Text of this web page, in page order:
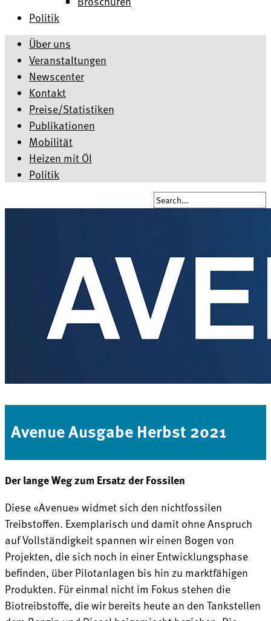
Politik
Über uns
Veranstaltungen
Newscenter
Kontakt
Preise/Statistiken
Publikationen
Mobilität
Heizen mit Öl
Politik
Avenue Ausgabe Herbst 2021
Der lange Weg zum Ersatz der Fossilen
Diese «Avenue» widmet sich den nichtfossilen
Treibstoffen. Exemplarisch und damit ohne Anspruch
auf Vollständigkeit spannen wir einen Bogen von
Projekten, die sich noch in einer Entwicklungsphase
befinden, über Pilotanlagen bis hin zu marktfähigen
Produkten. Für einmal nicht im Fokus stehen die
Biotreibstoffe, die wir bereits heute an den Tankstellen